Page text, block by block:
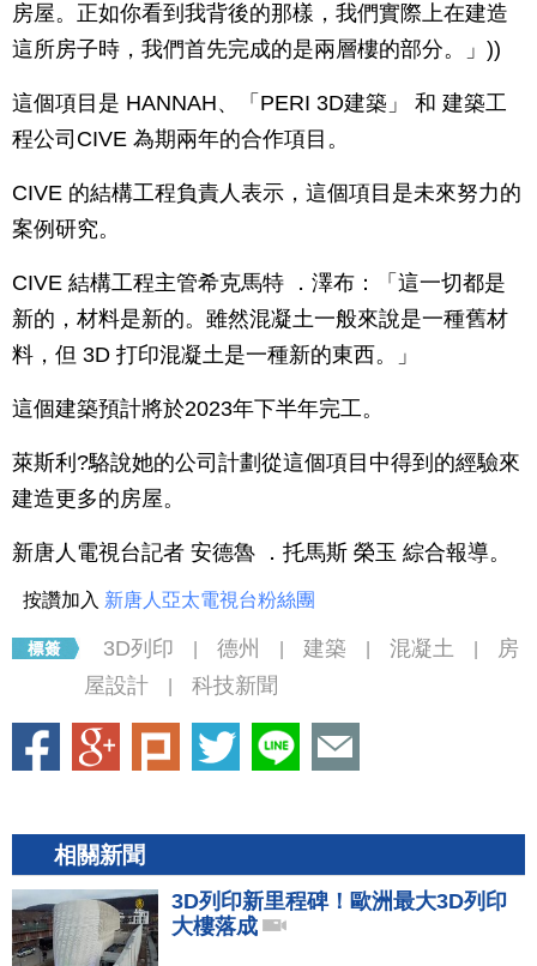
房屋。正如你看到我背後的那樣，我們實際上在建造
這所房子時，我們首先完成的是兩層樓的部分。」))
這個項目是 HANNAH、「PERI 3D建築」 和 建築工
程公司CIVE 為期兩年的合作項目。
CIVE 的結構工程負責人表示，這個項目是未來努力的
案例研究。
CIVE 結構工程主管希克馬特 ．澤布：「這一切都是
新的，材料是新的。雖然混凝土一般來說是一種舊材
料，但 3D 打印混凝土是一種新的東西。」
這個建築預計將於2023年下半年完工。
萊斯利?駱說她的公司計劃從這個項目中得到的經驗來
建造更多的房屋。
新唐人電視台記者 安德魯 ．托馬斯 榮玉 綜合報導。
按讚加入 新唐人亞太電視台粉絲團
3D列印 德州 建築 混凝土
房
屋設計
科技新聞
相關新聞
3D列印新里程碑！歐洲最大3D列印
大樓落成